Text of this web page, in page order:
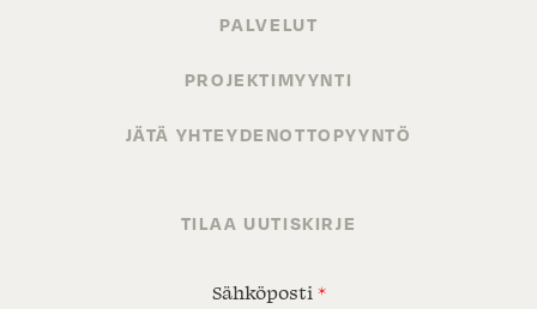
PALVELUT
PROJEKTIMYYNTI
JÄTÄ YHTEYDENOTTOPYYNTÖ
TILAA UUTISKIRJE
Sähköposti *